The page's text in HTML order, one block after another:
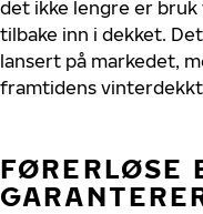
det ikke lengre er
tilbake inn i dekket.
lansert på markedet,
framtidens
FØRERLØSE